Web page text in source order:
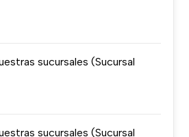
sucursales (Sucursal
sucursales (Sucursal